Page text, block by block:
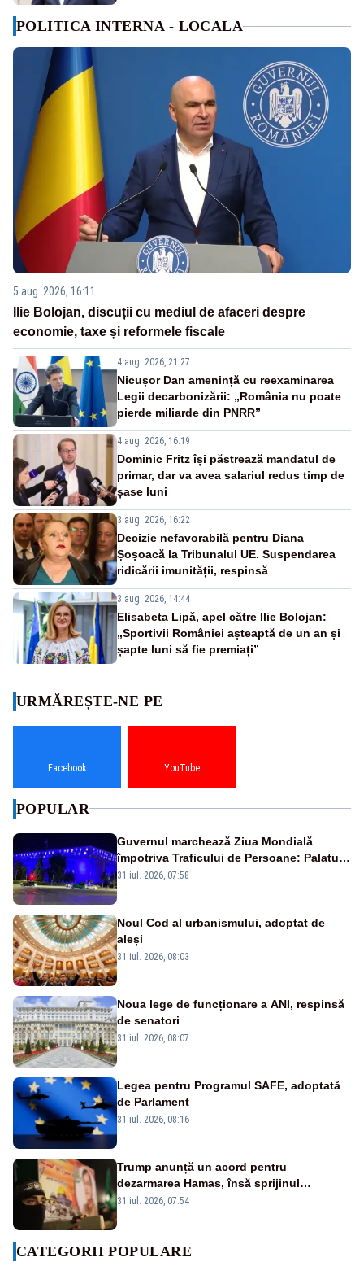
POLITICA INTERNA - LOCALA
5 aug. 2026, 16:11
Ilie Bolojan, discuții cu mediul de afaceri despre
economie, taxe și reformele fiscale
4 aug. 2026, 21:27
Nicușor Dan amenință cu reexaminarea
Legii decarbonizării: „România nu poate
pierde miliarde din PNRR”
4 aug. 2026, 16:19
Dominic Fritz își păstrează mandatul de
primar, dar va avea salariul redus timp de
șase luni
3 aug. 2026, 16:22
Decizie nefavorabilă pentru Diana
Șoșoacă la Tribunalul UE. Suspendarea
ridicării imunității, respinsă
3 aug. 2026, 14:44
Elisabeta Lipă, apel către Ilie Bolojan:
„Sportivii României așteaptă de un an și
șapte luni să fie premiați”
URMĂREȘTE-NE PE
Facebook YouTube
POPULAR
Guvernul marchează Ziua Mondială
împotriva Traficului de Persoane: Palatul
Victoria, iluminat în albastru
31 iul. 2026, 07:58
Noul Cod al urbanismului, adoptat de
aleși
31 iul. 2026, 08:03
Noua lege de funcționare a ANI, respinsă
de senatori
31 iul. 2026, 08:07
Legea pentru Programul SAFE, adoptată
de Parlament
31 iul. 2026, 08:16
Trump anunță un acord pentru
dezarmarea Hamas, însă sprijinul
Israelului rămâne incert
31 iul. 2026, 07:54
CATEGORII POPULARE